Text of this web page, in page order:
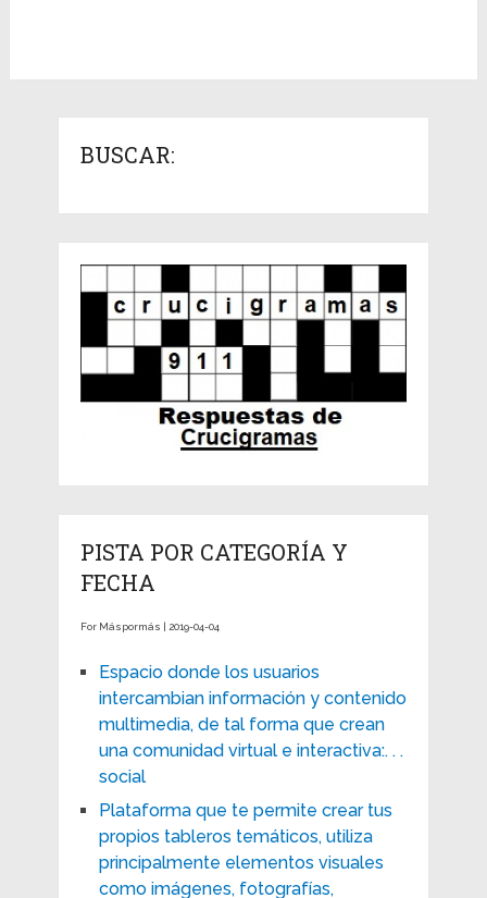
BUSCAR:
PISTA POR CATEGORÍA Y
FECHA
For Máspormás | 2019-04-04
Espacio donde los usuarios
intercambian información y contenido
multimedia, de tal forma que crean
una comunidad virtual e interactiva:. . .
social
Plataforma que te permite crear tus
propios tableros temáticos, utiliza
principalmente elementos visuales
como imágenes, fotografías,